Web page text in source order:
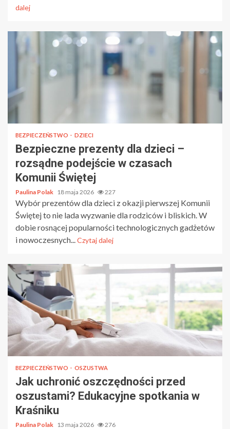
dalej
BEZPIECZEŃSTWO DZIECI
Bezpieczne prezenty dla dzieci –
rozsądne podejście w czasach
Komunii Świętej
Paulina Polak 18 maja 2026 227
Wybór prezentów dla dzieci z okazji pierwszej Komunii
Świętej to nie lada wyzwanie dla rodziców i bliskich. W
dobie rosnącej popularności technologicznych gadżetów
i nowoczesnych...Czytaj dalej
BEZPIECZEŃSTWO OSZUSTWA
Jak uchronić oszczędności przed
oszustami? Edukacyjne spotkania w
Kraśniku
Paulina Polak 13 maja 2026 276